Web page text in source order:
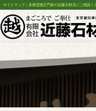
サイトマップ｜多磨霊園正門前の近藤石材店にご相談く